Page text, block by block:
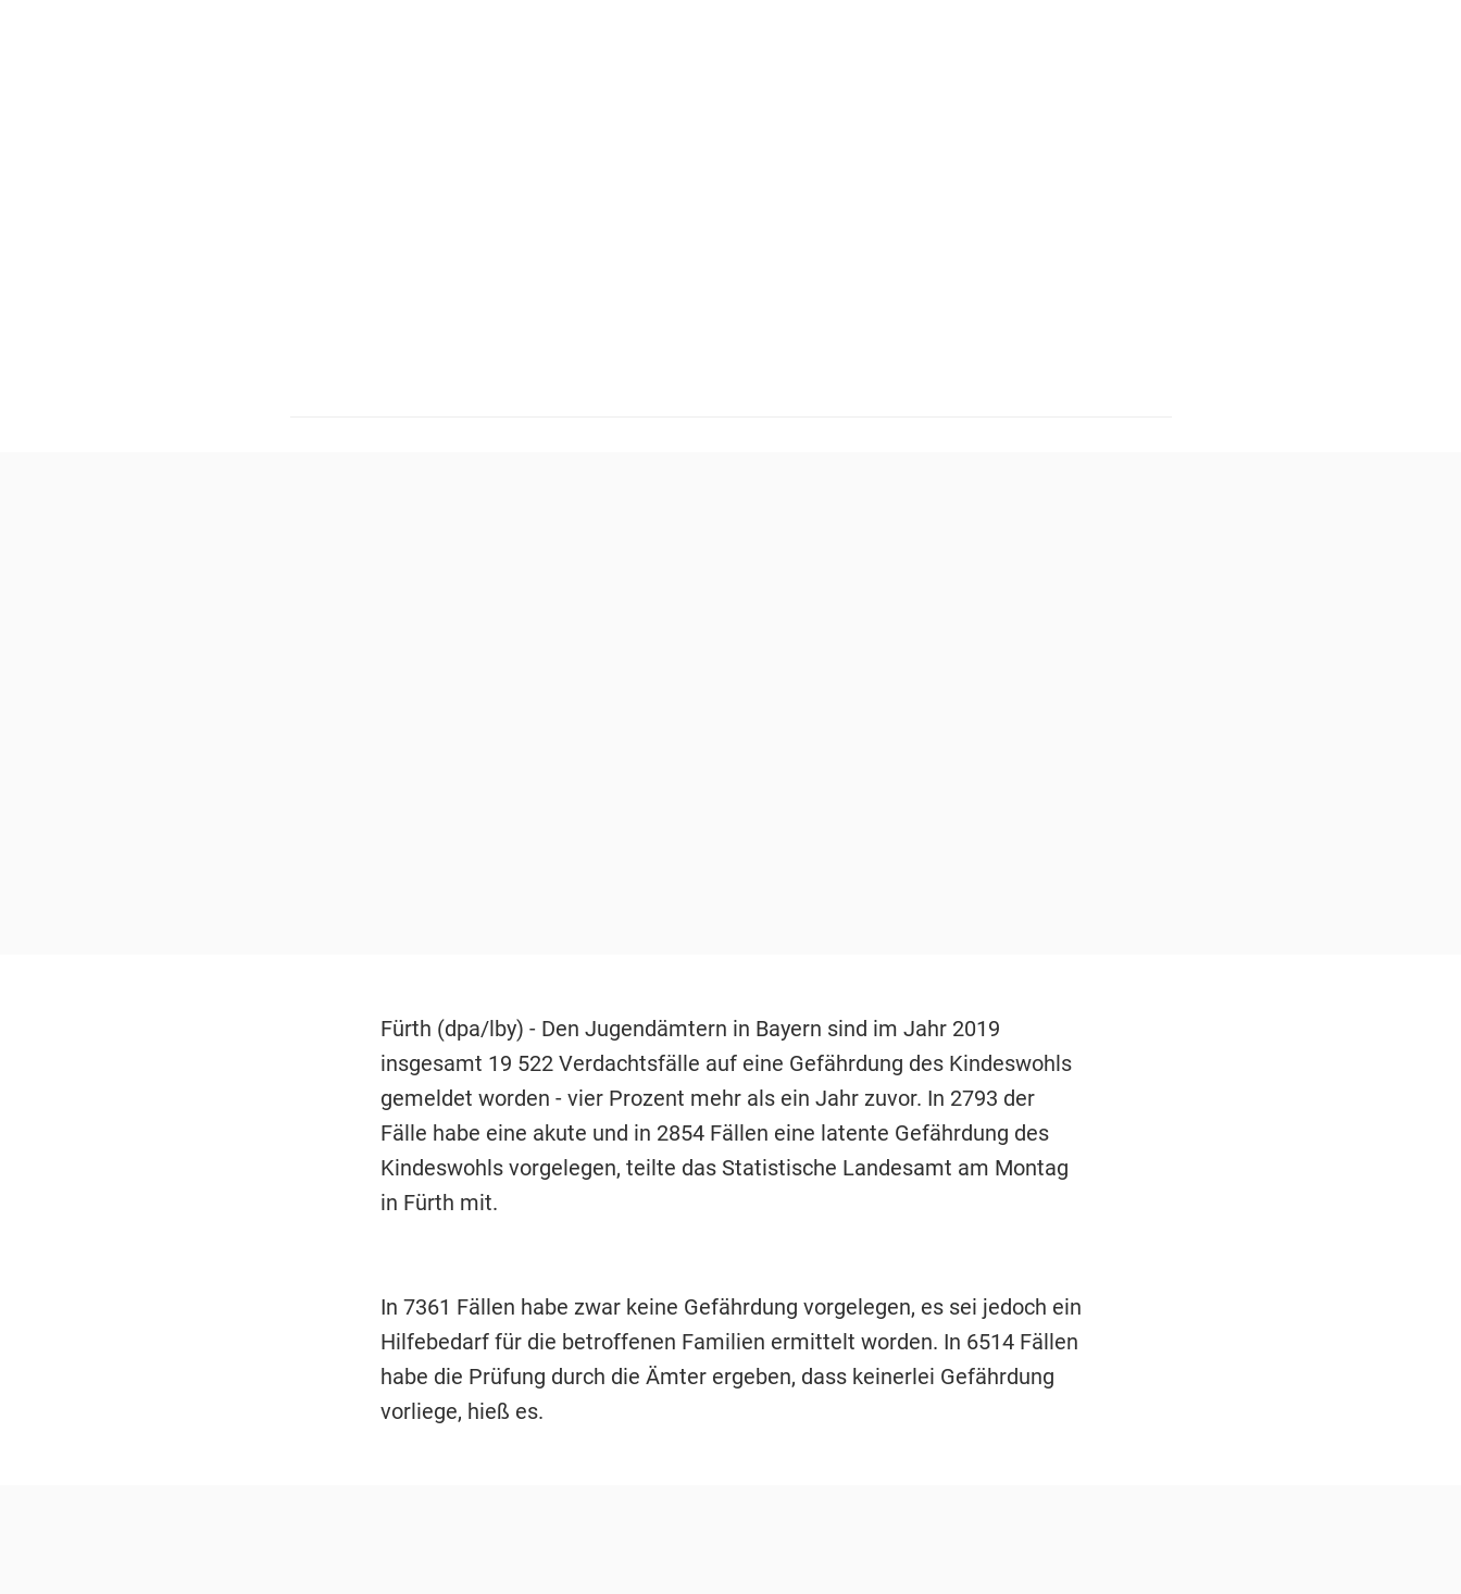
Fürth (dpa/lby) - Den Jugendämtern in Bayern sind im Jahr 2019
insgesamt 19 522 Verdachtsfälle auf eine Gefährdung des Kindeswohls
gemeldet worden - vier Prozent mehr als ein Jahr zuvor. In 2793 der
Fälle habe eine akute und in 2854 Fällen eine latente Gefährdung des
Kindeswohls vorgelegen, teilte das Statistische Landesamt am Montag
in Fürth mit.
In 7361 Fällen habe zwar keine Gefährdung vorgelegen, es sei jedoch ein
Hilfebedarf für die betroffenen Familien ermittelt worden. In 6514 Fällen
habe die Prüfung durch die Ämter ergeben, dass keinerlei Gefährdung
vorliege, hieß es.